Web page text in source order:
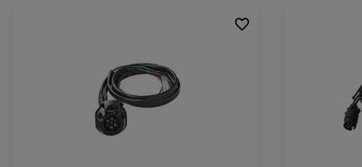
cablu de alimentare
Cablu pentru agabaritice:
Cablu pentru